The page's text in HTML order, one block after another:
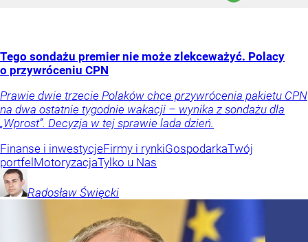
Tego sondażu premier nie może zlekceważyć. Polacy
o przywróceniu CPN
Prawie dwie trzecie Polaków chce przywrócenia pakietu CPN
na dwa ostatnie tygodnie wakacji – wynika z sondażu dla
„Wprost”. Decyzja w tej sprawie lada dzień.
Finanse i inwestycjeFirmy i rynkiGospodarkaTwój
portfelMotoryzacjaTylko u Nas
Radosław Święcki